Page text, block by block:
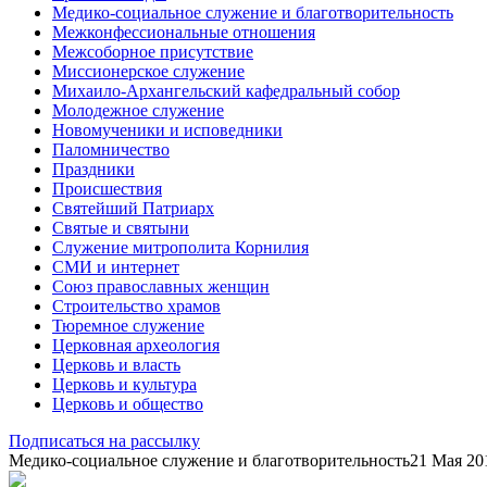
Медико-социальное служение и благотворительность
Межконфессиональные отношения
Межсоборное присутствие
Миссионерское служение
Михаило-Архангельский кафедральный собор
Молодежное служение
Новомученики и исповедники
Паломничество
Праздники
Происшествия
Святейший Патриарх
Святые и святыни
Служение митрополита Корнилия
СМИ и интернет
Союз православных женщин
Строительство храмов
Тюремное служение
Церковная археология
Церковь и власть
Церковь и культура
Церковь и общество
Подписаться на рассылку
Медико-социальное служение и благотворительность21 Мая